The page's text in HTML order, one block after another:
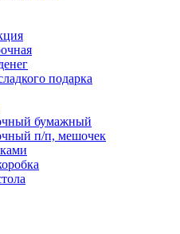
подарка
бумажный
п/п, мешочек